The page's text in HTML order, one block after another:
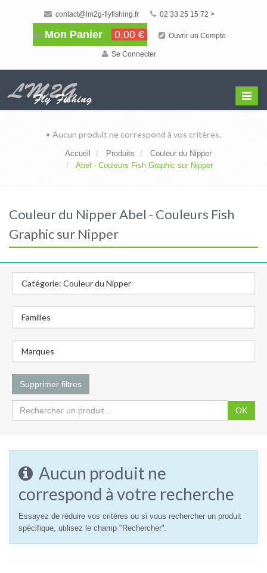
contact@lm2g-flyfishing.fr 02 33 25 15 72 >
Mon Panier 0,00 € Ouvrir un Compte
Se Connecter
Menu
• Aucun produit ne correspond à vos critères.
Accueil Produits
Couleur du Nipper
Abel - Couleurs Fish Graphic sur Nipper
Couleur du Nipper Abel - Couleurs Fish
Graphic sur Nipper
Catégorie: Couleur du Nipper
Familles
Marques
Supprimer filtres
OK
Aucun produit ne
correspond à votre recherche
Essayez de réduire vos critères ou si vous rechercher un produit
spécifique, utilisez le champ "Rechercher".